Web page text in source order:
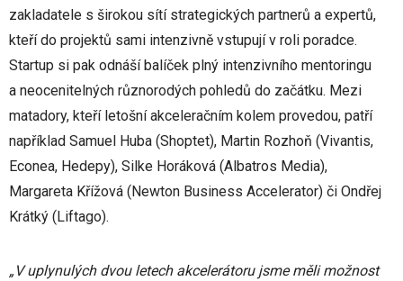
zakladatele s širokou sítí strategických partnerů a expertů,
kteří do projektů sami intenzivně vstupují v roli poradce.
Startup si pak odnáší balíček plný intenzivního mentoringu
a neocenitelných různorodých pohledů do začátku. Mezi
matadory, kteří letošní akceleračním kolem provedou, patří
například Samuel Huba (Shoptet), Martin Rozhoň (Vivantis,
Econea, Hedepy), Silke Horáková (Albatros Media),
Margareta Křížová (Newton Business Accelerator) či Ondřej
Krátký (Liftago).
„V uplynulých dvou letech akcelerátoru jsme měli možnost